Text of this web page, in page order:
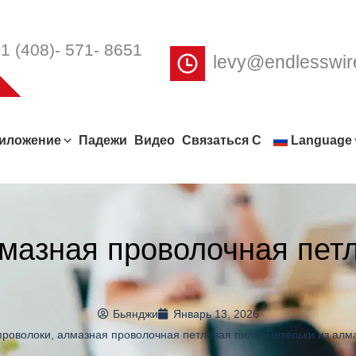
(408)- 571- 8651
Падежи Видео Связаться С Language
проволочная
Бьянджи
Январь 13, 2026
алмазная проволочная петлевая пила Петельки из